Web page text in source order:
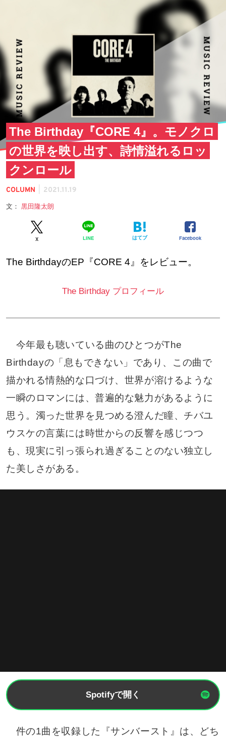
The Birthday『CORE 4』。モノクロ
の世界を映し出す、詩情溢れるロッ
クンロール
COLUMN 2021.11.19
文： 黒田隆太朗
X LINE はてブ Facebook
The BirthdayのEP『CORE 4』をレビュー。
The Birthday プロフィール
今年最も聴いている曲のひとつがThe
Birthdayの「息もできない」であり、この曲で
描かれる情熱的な口づけ、世界が溶けるような
一瞬のロマンには、普遍的な魅力があるように
思う。濁った世界を見つめる澄んだ瞳、チバユ
ウスケの言葉には時世からの反響を感じつつ
も、現実に引っ張られ過ぎることのない独立し
た美しさがある。
Spotifyで開く
件の1曲を収録した『サンバースト』は、どち